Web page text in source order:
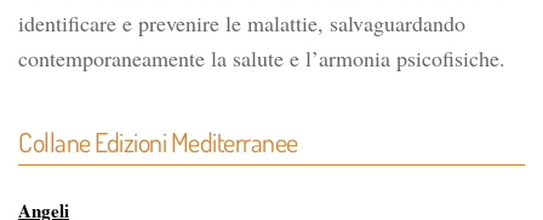
identificare e prevenire le malattie, salvaguardando
contemporaneamente la salute e l’armonia psicofisiche.
Collane Edizioni Mediterranee
Angeli